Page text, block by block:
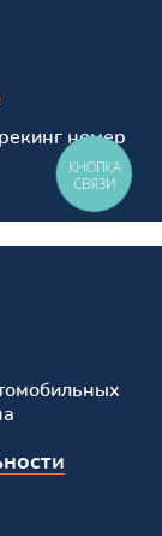
номер
КНОПКА
СВЯЗИ